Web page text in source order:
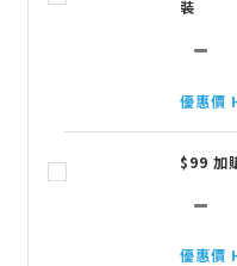
裝
優惠價
$99 加
優惠價